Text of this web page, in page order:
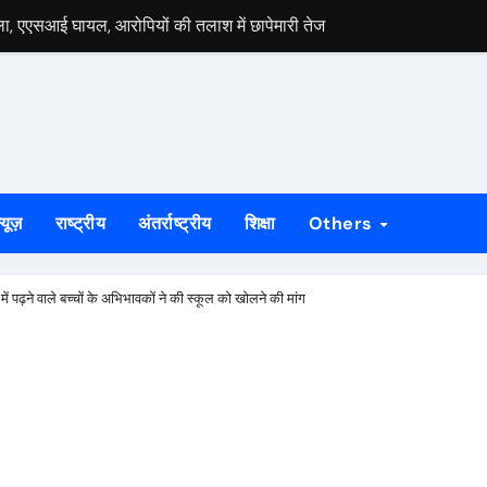
एएसआई घायल, आरोपियों की तलाश में छापेमारी तेज
ढहा, मां के निधन के दो दिन बाद परिवार पर टूटा दुखों का पहाड़
क्रांतिकारी चेतना के दो अमर हस्ताक्षर
प्लेटलेट कैंसर पीड़ित मरीज के लिए दान किया
बाल-बाल बचे सवारी
राष्ट्रीय अंतर्राष्ट्रीय शिक्षा Others
में पढ़ने वाले बच्चाें के अभिभावकाें ने की स्कूल को खाेलने की मांग